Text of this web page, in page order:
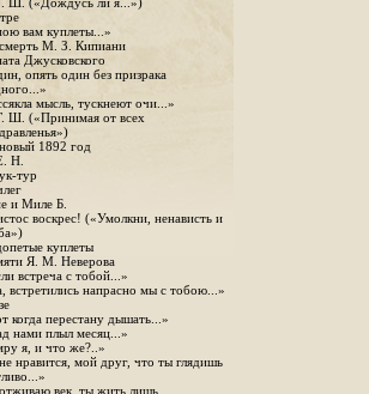
Ш. («Дождусь ли я...»)
вам куплеты...»
М. З. Кипиани
Джусковского
опять один без призрака
мысль, тускнеют очи...»
Ш. («Принимая от всех
1892 год
Н.
тур
и Миле Б.
воскрес! («Умолкни, ненависть и
куплеты
Я. М. Неверова
встреча с тобой...»
встретились напрасно мы с тобою...»
когда перестану дышать...»
нами плыл месяц...»
я, и что же?..»
нравится, мой друг, что ты глядишь
век, ты жить лишь